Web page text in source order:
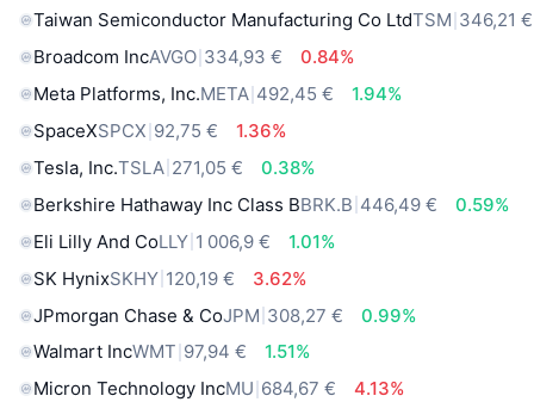
Taiwan Semiconductor Manufacturing Co LtdTSM 346,21 €
Broadcom IncAVGO 334,93 €
0.84%
Meta Platforms, Inc.META 492,45 €
1.94%
SpaceXSPCX 92,75 €
1.36%
Tesla, Inc.TSLA 271,05 €
0.38%
Berkshire Hathaway Inc Class BBRK.B 446,49 €
0.59%
Eli Lilly And CoLLY 1 006,9 €
1.01%
SK HynixSKHY 120,19 €
3.62%
JPmorgan Chase & CoJPM 308,27 €
0.99%
Walmart IncWMT 97,94 €
1.51%
Micron Technology IncMU 684,67 € 4.13%